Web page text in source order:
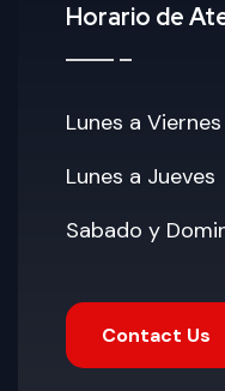
Horario de
Lunes a Viernes
Lunes a Jueves
Sabado y
Contact Us